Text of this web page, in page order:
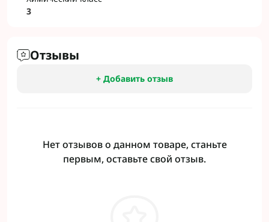
3
Отзывы
+ Добавить отзыв
Нет отзывов о данном товаре, станьте
первым, оставьте свой отзыв.